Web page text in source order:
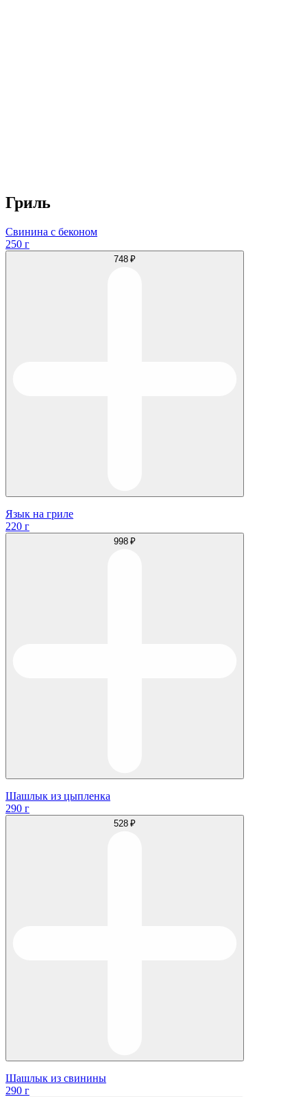
Гриль
Свинина с беконом
250 г
748 ₽
Язык на гриле
220 г
998 ₽
Шашлык из цыпленка
290 г
528 ₽
Шашлык из свинины
290 г